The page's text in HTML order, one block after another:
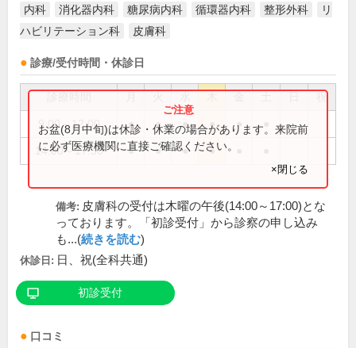
内科 消化器内科 糖尿病内科 循環器内科 整形外科
リ
ハビリテーション科
皮膚科
診療/受付時間・休診日
祝
9:00～12:00 ● ● ● ● ●
14:00～17:30 ● ● ● ●
お盆(8月中旬)は休診・休業の場合があります。来院前
に必ず医療機関に直接ご確認ください。
×閉じる
備考: 皮膚科の受付は木曜の午後(14:00～17:00)とな
っております。「初診受付」から診察の申し込み
も...(続きを読む)
休診日: 日、祝(全科共通)
初診受付
口コミ